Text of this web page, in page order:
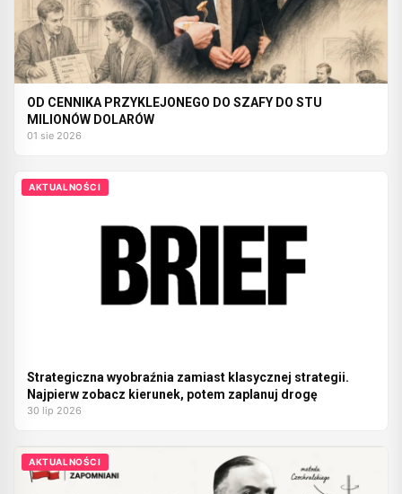
OD CENNIKA PRZYKLEJONEGO DO SZAFY DO STU
MILIONÓW DOLARÓW
01 sie 2026
AKTUALNOŚCI
Strategiczna wyobraźnia zamiast klasycznej strategii.
Najpierw zobacz kierunek, potem zaplanuj drogę
30 lip 2026
AKTUALNOŚCI